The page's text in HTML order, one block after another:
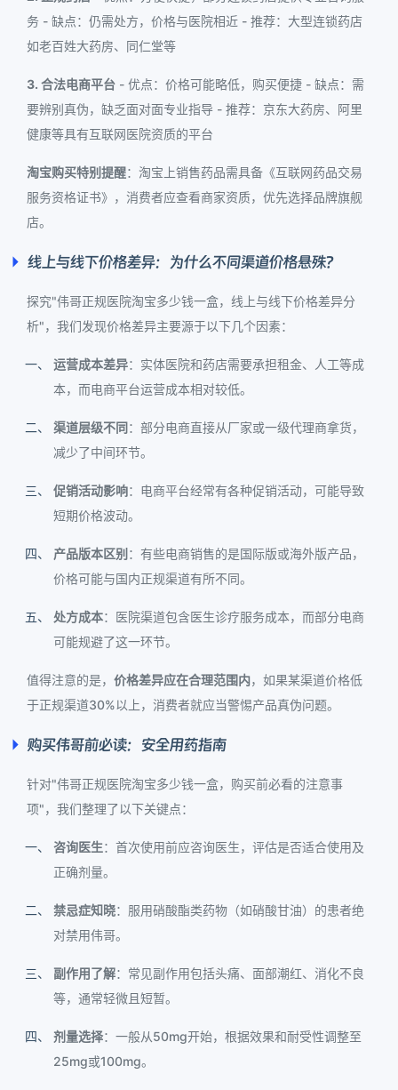
务 - 缺点：仍需处方，价格与医院相近 - 推荐：大型连锁药店
如老百姓大药房、同仁堂等
3. 合法电商平台 - 优点：价格可能略低，购买便捷 - 缺点：需
要辨别真伪，缺乏面对面专业指导 - 推荐：京东大药房、阿里
健康等具有互联网医院资质的平台
淘宝购买特别提醒：淘宝上销售药品需具备《互联网药品交易
服务资格证书》，消费者应查看商家资质，优先选择品牌旗舰
店。
线上与线下价格差异：为什么不同渠道价格悬殊？
探究"伟哥正规医院淘宝多少钱一盒，线上与线下价格差异分
析"，我们发现价格差异主要源于以下几个因素：
运营成本差异：实体医院和药店需要承担租金、人工等成
本，而电商平台运营成本相对较低。
渠道层级不同：部分电商直接从厂家或一级代理商拿货，
减少了中间环节。
促销活动影响：电商平台经常有各种促销活动，可能导致
短期价格波动。
产品版本区别 ：有些电商销售的是国际版或海外版产品，
价格可能与国内正规渠道有所不同。
处方成本：医院渠道包含医生诊疗服务成本，而部分电商
可能规避了这一环节。
值得注意的是， 价格差异应在合理范围内，如果某渠道价格低
于正规渠道30%以上，消费者就应当警惕产品真伪问题。
购买伟哥前必读：安全用药指南
针对"伟哥正规医院淘宝多少钱一盒，购买前必看的注意事
项"，我们整理了以下关键点：
咨询医生：首次使用前应咨询医生，评估是否适合使用及
正确剂量。
禁忌症知晓：服用硝酸酯类药物（如硝酸甘油）的患者绝
对禁用伟哥。
副作用了解：常见副作用包括头痛、面部潮红、消化不良
等，通常轻微且短暂。
剂量选择：一般从50mg开始，根据效果和耐受性调整至
25mg或100mg。